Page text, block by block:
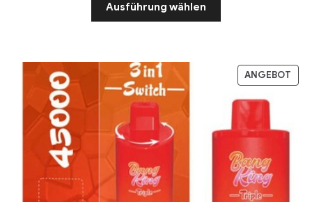
Ausführung wählen
ANGEBOT